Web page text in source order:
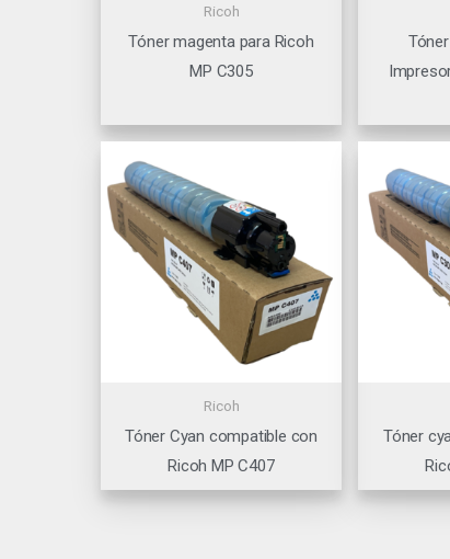
Ricoh
Tóner magenta para Ricoh
MP C305
Ricoh
Tóner Cyan compatible con
Ricoh MP C407
Tóner